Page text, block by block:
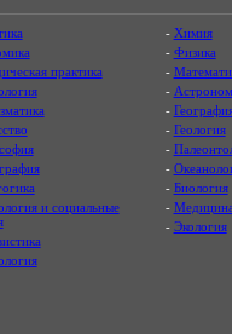
практика
и социальные
- Химия
- Физика
-
-
-
- Геология
-
-
- Биология
- Медицина
- Экология